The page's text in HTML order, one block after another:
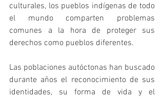
culturales, los pueblos indígenas de todo
el mundo comparten problemas
comunes a la hora de proteger sus
derechos como pueblos diferentes.
Las poblaciones autóctonas han buscado
durante años el reconocimiento de sus
identidades, su forma de vida y el